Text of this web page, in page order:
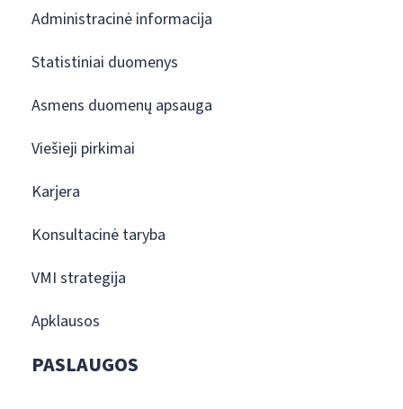
Administracinė informacija
Statistiniai duomenys
Asmens duomenų apsauga
Viešieji pirkimai
Karjera
Konsultacinė taryba
VMI strategija
Apklausos
PASLAUGOS